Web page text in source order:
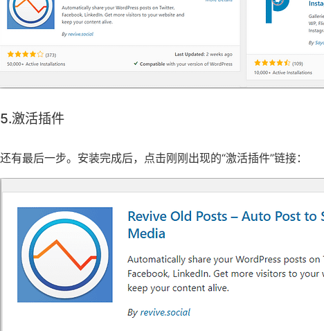
5.激活插件
还有最后一步。安装完成后，点击刚刚出现的“激活插件”链接：